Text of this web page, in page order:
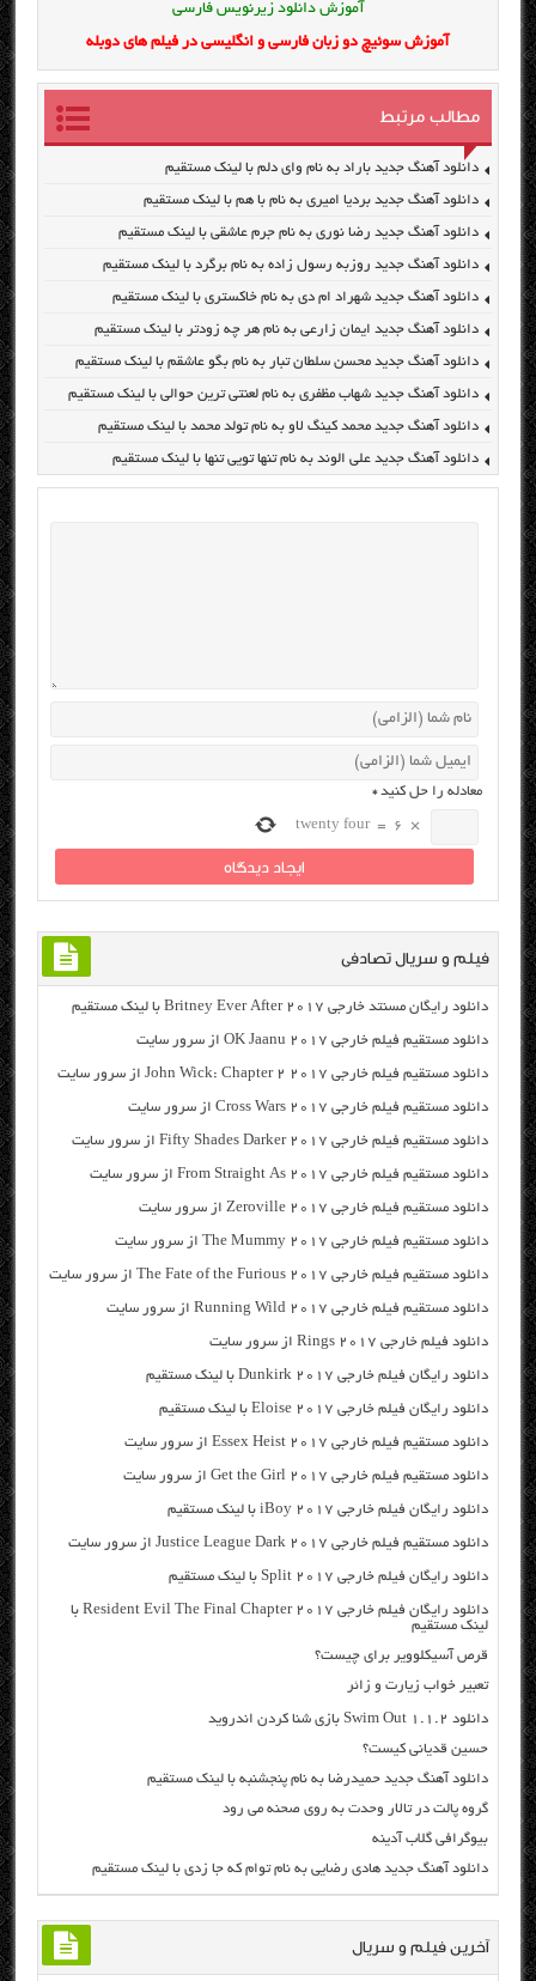
آموزش دانلود زیرنویس فارسی
آموزش سوئیچ دو زبان فارسی و انگلیسی در فیلم های دوبله
مطالب مرتبط
دانلود آهنگ جدید باراد به نام وای دلم با لینک مستقیم
دانلود آهنگ جدید بردیا امیری به نام با هم با لینک مستقیم
دانلود آهنگ جدید رضا نوری به نام جرم عاشقی با لینک مستقیم
دانلود آهنگ جدید روزبه رسول زاده به نام برگرد با لینک مستقیم
دانلود آهنگ جدید شهراد ام دی به نام خاکستری با لینک مستقیم
دانلود آهنگ جدید ایمان زارعی به نام هر چه زودتر با لینک مستقیم
دانلود آهنگ جدید محسن سلطان تبار به نام بگو عاشقم با لینک مستقیم
دانلود آهنگ جدید شهاب مظفری به نام لعنتی ترین حوالی با لینک مستقیم
دانلود آهنگ جدید محمد کینگ لاو به نام تولد محمد با لینک مستقیم
دانلود آهنگ جدید علی الوند به نام تنها تویی تنها با لینک مستقیم
معادله را حل کنید*
×
6
=
twenty four
فیلم و سریال تصادفی
دانلود رایگان مسنتد خارجی Britney Ever After 2017 با لینک مستقیم
دانلود مستقیم فیلم خارجی OK Jaanu 2017 از سرور سایت
دانلود مستقیم فیلم خارجی John Wick: Chapter 2 2017 از سرور سایت
دانلود مستقیم فیلم خارجی Cross Wars 2017 از سرور سایت
دانلود مستقیم فیلم خارجی Fifty Shades Darker 2017 از سرور سایت
دانلود مستقیم فیلم خارجی From Straight As 2017 از سرور سایت
دانلود مستقیم فیلم خارجی Zeroville 2017 از سرور سایت
دانلود مستقیم فیلم خارجی The Mummy 2017 از سرور سایت
دانلود مستقیم فیلم خارجی The Fate of the Furious 2017 از سرور سایت
دانلود مستقیم فیلم خارجی Running Wild 2017 از سرور سایت
دانلود فیلم خارجی Rings 2017 از سرور سایت
دانلود رایگان فیلم خارجی Dunkirk 2017 با لینک مستقیم
دانلود رایگان فیلم خارجی Eloise 2017 با لینک مستقیم
دانلود مستقیم فیلم خارجی Essex Heist 2017 از سرور سایت
دانلود مستقیم فیلم خارجی Get the Girl 2017 از سرور سایت
دانلود رایگان فیلم خارجی iBoy 2017 با لینک مستقیم
دانلود مستقیم فیلم خارجی Justice League Dark 2017 از سرور سایت
دانلود رایگان فیلم خارجی Split 2017 با لینک مستقیم
دانلود رایگان فیلم خارجی Resident Evil The Final Chapter 2017 با
لینک مستقیم
قرص آسیکلوویر برای چیست؟
تعبیر خواب زیارت و زائر
دانلود Swim Out 1.1.2 بازی شنا کردن اندروید
حسین قدیانی کیست؟
دانلود آهنگ جدید حمیدرضا به نام پنجشنبه با لینک مستقیم
گروه پالت در تالار وحدت به روی صحنه می رود
بیوگرافی گلاب آدینه
دانلود آهنگ جدید هادی رضایی به نام توام که جا زدی با لینک مستقیم
آخرین فیلم و سریال